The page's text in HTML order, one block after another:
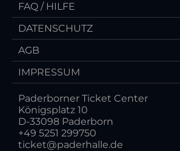
FAQ / HILFE
DATENSCHUTZ
AGB
IMPRESSUM
Paderborner Ticket Center
Königsplatz 10
D-33098 Paderborn
+49 5251 299750
ticket@paderhalle.de